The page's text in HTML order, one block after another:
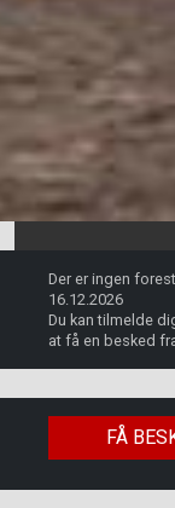
Der er ingen
16.12.2026
Du kan tilmelde
at få en besked
FÅ